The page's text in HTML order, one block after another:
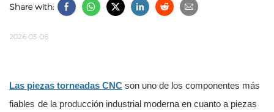
Share with:
2026-03-06
Las piezas torneadas CNC son uno de los componentes más
fiables de la producción industrial moderna en cuanto a piezas